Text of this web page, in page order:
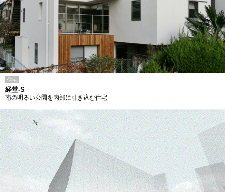
住宅
経堂-S
南の明るい公園を内部に引き込む住宅